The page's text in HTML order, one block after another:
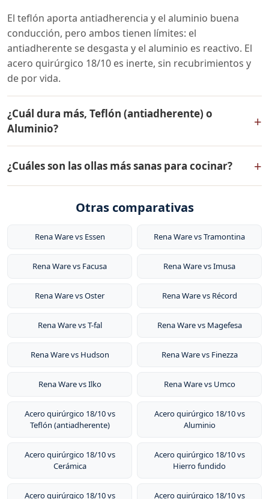
El teflón aporta antiadherencia y el aluminio buena
conducción, pero ambos tienen límites: el
antiadherente se desgasta y el aluminio es reactivo. El
acero quirúrgico 18/10 es inerte, sin recubrimientos y
de por vida.
¿Cuál dura más, Teflón (antiadherente) o
Aluminio?
+
antiadherente (ptfe)) tiene una vida útil de corta (1-3
años típico) con garantía limitada. Aluminio ofrece una
acero quirúrgico 18/10 sin recubrimientos que se
¿Cuáles son las ollas más sanas para cocinar? +
inoxidable quirúrgico 18/10 como las de Rena Ware. No
alimentos ácidos, y permiten cocinar sin agua y sin
vitaminas y minerales.
Otras comparativas
Rena Ware vs Essen Rena Ware vs Tramontina
Rena Ware vs Facusa Rena Ware vs Imusa
Rena Ware vs Oster Rena Ware vs Récord
Rena Ware vs T-fal Rena Ware vs Magefesa
Rena Ware vs Hudson Rena Ware vs Finezza
Rena Ware vs Ilko Rena Ware vs Umco
Acero quirúrgico 18/10 vs
Teflón (antiadherente)
Acero quirúrgico 18/10 vs
Aluminio
Acero quirúrgico 18/10 vs
Cerámica
Acero quirúrgico 18/10 vs
Hierro fundido
Acero quirúrgico 18/10 vs
Acero quirúrgico 18/10 vs